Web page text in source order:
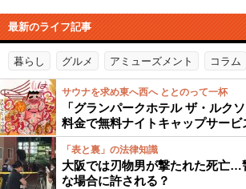
最新のライフ記事
暮らし グルメ アミューズメント コラム
サウナを求め東へ西へ ととのって一杯
「グランパークホテル ザ・ルク
料金で無料ナイトキャップサービ
「表と裏」の法律知識
大阪では刃物男が撃たれた死亡…
な場合に許される？